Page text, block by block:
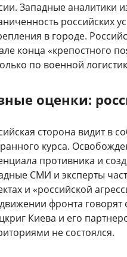
Западные аналитики
российских
в городе.
конца «крепостного
по военной
оценки:
сторона видит в
курса.
противника и
СМИ и эксперты
и «российской
фронта говорят
Киева и его
не состоялся.